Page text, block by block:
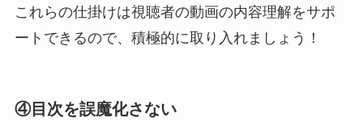
これらの仕掛けは視聴者の動画の内容理解をサポ
ートできるので、積極的に取り入れましょう！
④目次を誤魔化さない